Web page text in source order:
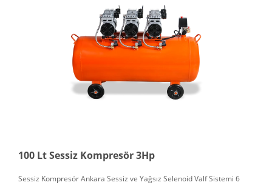
100 Lt Sessiz Kompresör 3Hp
Sessiz Kompresör Ankara Sessiz ve Yağsız Selenoid Valf Sistemi 6